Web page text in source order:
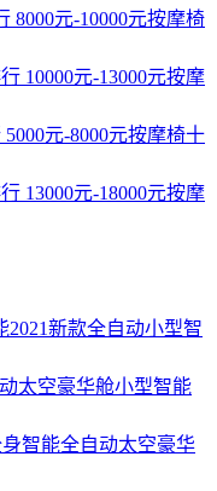
8000元-10000元按摩椅
10000元-13000元按摩
5000元-8000元按摩椅十
13000元-18000元按摩
2021新款全自动小型智
太空豪华舱小型智能
智能全自动太空豪华